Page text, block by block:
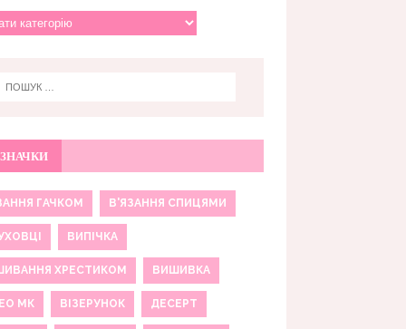
ГАЧКОМ В'ЯЗАННЯ СПИЦЯМИ
ВИПІЧКА
ХРЕСТИКОМ ВИШИВКА
МК ВІЗЕРУНОК ДЕСЕРТ